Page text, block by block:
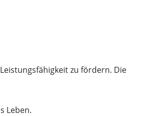
zu fördern. Die
Leben.